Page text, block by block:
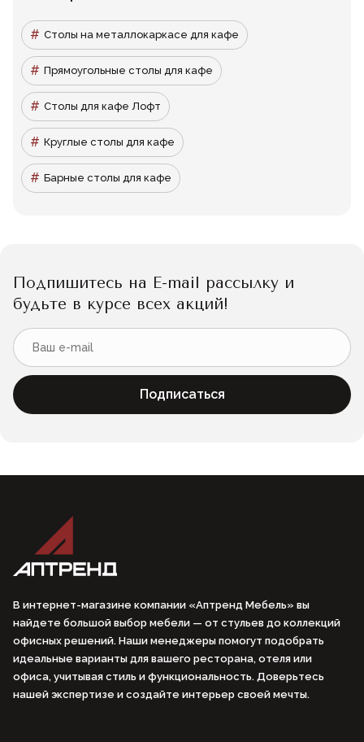
Столы на металлокаркасе для кафе
Прямоугольные столы для кафе
Столы для кафе Лофт
Круглые столы для кафе
Барные столы для кафе
Подпишитесь на E-mail рассылку и
будьте в курсе всех акций!
Подписаться
В интернет-магазине компании «Аптренд Мебель» вы
найдете большой выбор мебели — от стульев до коллекций
офисных решений. Наши менеджеры помогут подобрать
идеальные варианты для вашего ресторана, отеля или
офиса, учитывая стиль и функциональность. Доверьтесь
нашей экспертизе и создайте интерьер своей мечты.